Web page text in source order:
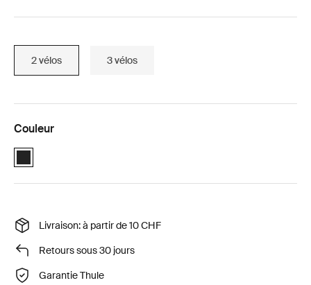
2 vélos 3 vélos
Couleur
Black (selected)
Livraison: à partir de 10 CHF
Retours sous 30 jours
Garantie Thule